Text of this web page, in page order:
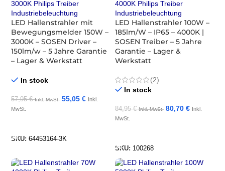
LED Hallenstrahler mit
Bewegungsmelder 150W –
3000K – SOSEN Driver –
150lm/w – 5 Jahre Garantie
– Lager & Werkstatt
In stock
57,95€ Inkl. MwSt. 55,05€ Inkl.
MwSt.
SKU:64453164-3K
LED Hallenstrahler 100W –
185lm/W – IP65 – 4000K |
SOSEN Treiber – 5 Jahre
Garantie – Lager &
Werkstatt
(2)
In stock
84,95€ Inkl. MwSt. 80,70 € Inkl.
MwSt.
SKU: 100268